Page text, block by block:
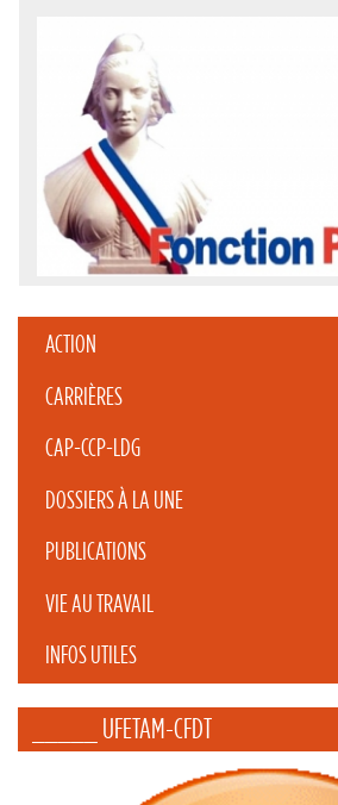
ACTION
CARRIÈRES
CAP-CCP-LDG
DOSSIERS À LA UNE
PUBLICATIONS
VIE AU TRAVAIL
INFOS UTILES
_____ UFETAM-CFDT